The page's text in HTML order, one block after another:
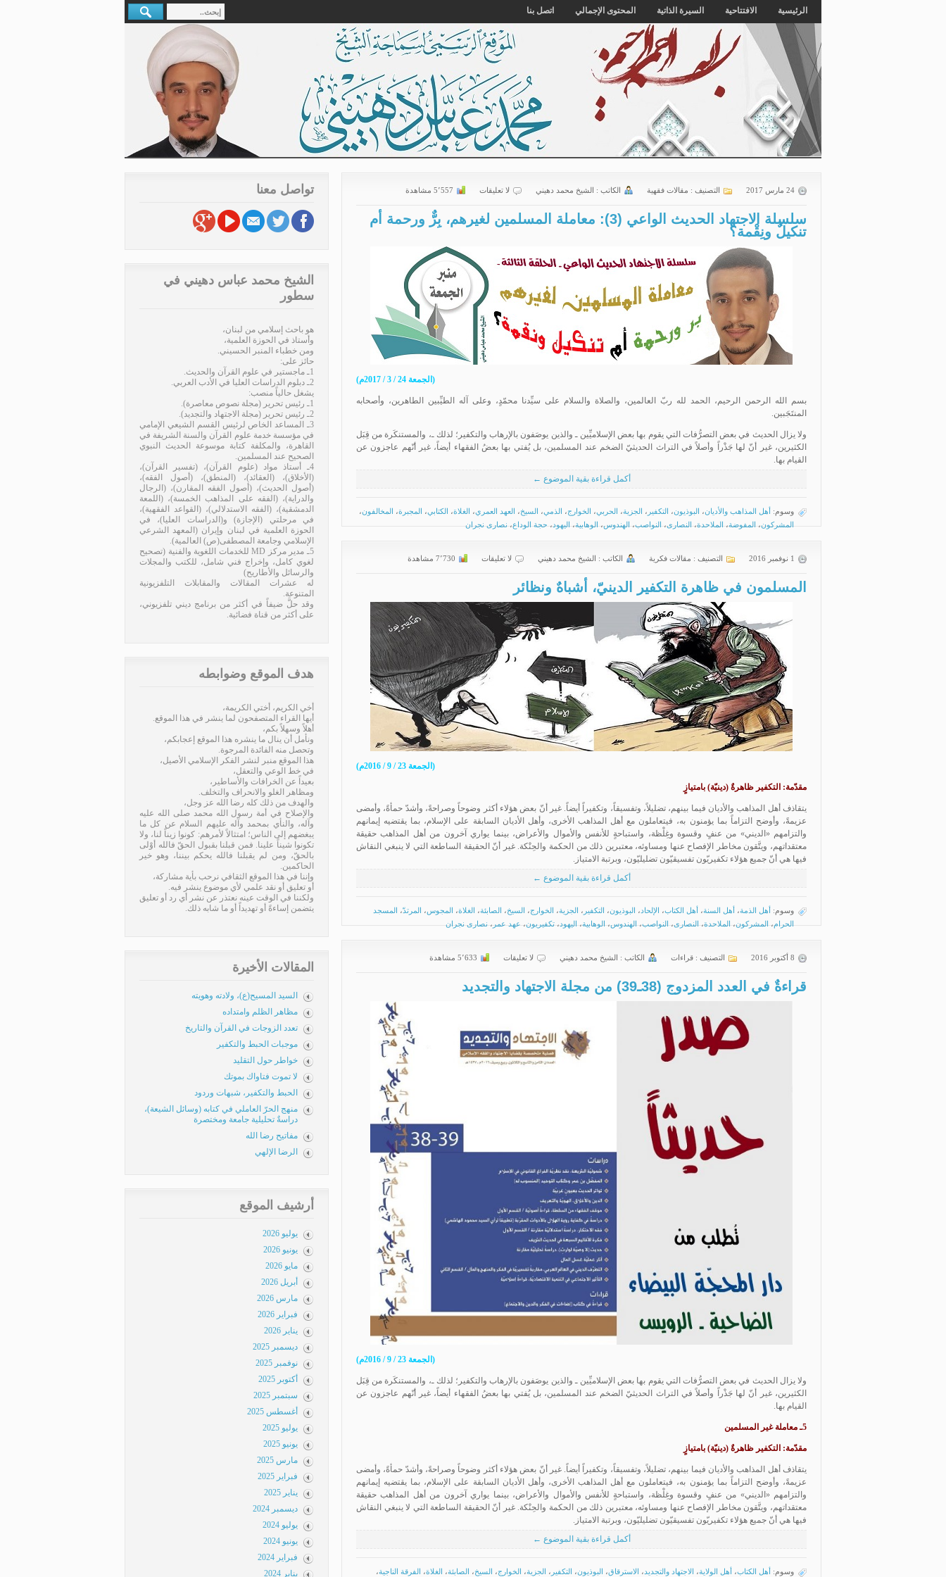
الرئيسية الافتتاحية السيرة الذاتية المحتوى الإجمالي اتصل بنا
24 مارس 2017 التصنيف : مقالات فقهية الكاتب : الشیخ محمد دهیني لا تعليقات 5٬557 مشاهدة
سلسلة الاجتهاد الحديث الواعي (3): معاملة المسلمين لغيرهم، بِرٌّ ورحمة أم
تنكيلٌ ونِقْمة؟
(الجمعة 24 / 3 / 2017م)
بسم الله الرحمن الرحيم، الحمد لله ربّ العالمين، والصلاة والسلام على سيِّدنا محمّدٍ، وعلى آله الطيِّبين الطاهرين، وأصحابه
المنتَجَبين.
ولا يزال الحديث في بعض التصرُّفات التي يقوم بها بعض الإسلاميِّين ـ والذين يوصَفون بالإرهاب والتكفير؛ لذلك ـ، والمستنكَرة من قِبَل
الكثيرين، غير أنّ لها جَذْراً وأصلاً في التراث الحديثيّ الضخم عند المسلمين، بل يُفتي بها بعضُ الفقهاء أيضاً، غير أنّهم عاجزون عن
القيام بها.
أكمل قراءة بقية الموضوع ←
وسوم: أهل المذاهب والأديان، البوذيون، التكفير ، الجزية، الحربي، الخوارج، الذمي، السيخ، العهد العمري، الغلاة، الكتابي، المجبرة، المخالفون،
المشركون، المفوضة، الملاحدة، النصارى، النواصب، الهندوس، الوهابية، اليهود ، حجة الوداع، نصارى نجران
1 نوفمبر 2016 التصنيف : مقالات فكرية الكاتب : الشیخ محمد دهیني لا تعليقات 7٬730 مشاهدة
المسلمون في ظاهرة التكفير الدينيّ، أشباهٌ ونظائر
(الجمعة 23 / 9 / 2016م)
مقدّمة: التكفير ظاهرةٌ (دينيّة) بامتيازٍ
يتقاذف أهل المذاهب والأديان فيما بينهم، تضليلاً، وتفسيقاً، وتكفيراً أيضاً. غير أنّ بعض هؤلاء أكثر وضوحاً وصراحةً، وأشدّ حمأةً، وأمضى
عزيمةً، وأوضح التزاماً بما يؤمنون به، فيتعاملون مع أهل المذاهب الأخرى، وأهل الأديان السابقة على الإسلام، بما يقتضيه إيمانهم
والتزامهم «الديني» من عنفٍ وقسوة وغِلْظة، واستباحةٍ للأنفس والأموال والأعراض، بينما يواري آخرون من أهل المذاهب حقيقة
معتقداتهم، ويتَّقون مخاطر الإفصاح عنها ومساوئه، معتبرين ذلك من الحكمة والحِنْكة. غير أنّ الحقيقة الساطعة التي لا ينبغي النقاش
فيها هي أنّ جميع هؤلاء تكفيريّون تفسيقيّون تضليليّون، وبرتبة الامتياز.
أكمل قراءة بقية الموضوع ←
وسوم: أهل الذمة، أهل السنة، أهل الكتاب، الإلحاد ، البوذيون، التكفير ، الجزية، الخوارج، السيخ، الصابئة، الغلاة، المجوس، المرتدّ، المسجد
الحرام، المشركون، الملاحدة، النصارى، النواصب، الهندوس، الوهابية، اليهود ، تكفيريون، عهد عمر ، نصارى نجران
8 أكتوبر 2016 التصنيف : قراءات الكاتب : الشیخ محمد دهیني لا تعليقات 5٬633 مشاهدة
قراءةٌ في العدد المزدوج (38ـ39) من مجلة الاجتهاد والتجديد
(الجمعة 23 / 9 / 2016م)
ولا يزال الحديث في بعض التصرُّفات التي يقوم بها بعض الإسلاميِّين ـ والذين يوصَفون بالإرهاب والتكفير؛ لذلك ـ، والمستنكَرة من قِبَل
الكثيرين، غير أنّ لها جَذْراً وأصلاً في التراث الحديثيّ الضخم عند المسلمين، بل يُفتي بها بعضُ الفقهاء أيضاً، غير أنّهم عاجزون عن
القيام بها.
5ـ معاملة غير المسلمين
مقدّمة: التكفير ظاهرةٌ (دينيّة) بامتيازٍ
يتقاذف أهل المذاهب والأديان فيما بينهم، تضليلاً، وتفسيقاً، وتكفيراً أيضاً. غير أنّ بعض هؤلاء أكثر وضوحاً وصراحةً، وأشدّ حمأةً، وأمضى
عزيمةً، وأوضح التزاماً بما يؤمنون به، فيتعاملون مع أهل المذاهب الأخرى، وأهل الأديان السابقة على الإسلام، بما يقتضيه إيمانهم
والتزامهم «الديني» من عنفٍ وقسوة وغِلْظة، واستباحةٍ للأنفس والأموال والأعراض، بينما يواري آخرون من أهل المذاهب حقيقة
معتقداتهم، ويتَّقون مخاطر الإفصاح عنها ومساوئه، معتبرين ذلك من الحكمة والحِنْكة. غير أنّ الحقيقة الساطعة التي لا ينبغي النقاش
فيها هي أنّ جميع هؤلاء تكفيريّون تفسيقيّون تضليليّون، وبرتبة الامتياز.
أكمل قراءة بقية الموضوع ←
وسوم: أهل الكتاب، أهل الولاية، الاجتهاد والتجديد ، الاسترقاق، البوذيون، التكفير ، الجزية، الخوارج، السيخ، الصابئة، الغلاة، الفرقة الناجية،
تواصل معنا
الشيخ محمد عباس دهيني في
سطور
هو باحث إسلامي من لبنان،
وأستاذ في الحوزة العلمية،
ومن خطباء المنبر الحسيني.
حائز على:
1ـ ماجستير في علوم القرآن والحديث.
2ـ دبلوم الدراسات العليا في الأدب العربي.
يشغل حالياً منصب:
1ـ رئيس تحرير (مجلة نصوص معاصرة).
2ـ رئيس تحرير (مجلة الاجتهاد والتجديد).
3ـ المساعد الخاص لرئيس القسم الشيعي الإمامي
في مؤسسة خدمة علوم القرآن والسنة الشريفة في
القاهرة، والمكلفة كتابة موسوعة الحديث النبوي
الصحيح عند المسلمين.
4ـ أستاذ مواد (علوم القرآن)، (تفسير القرآن)،
(الأخلاق)، (العقائد)، (المنطق)، (أصول الفقه)،
(أصول الحديث)، (أصول الفقه المقارن)، (الرجال
والدراية)، (الفقه على المذاهب الخمسة)، (اللمعة
الدمشقية)، (الفقه الاستدلالي)، (القواعد الفقهية)،
في مرحلتي (الإجازة) و(الدراسات العليا)، في
الحوزة العلمية في لبنان وإيران (المعهد الشرعي
الإسلامي وجامعة المصطفى(ص) العالمية).
5ـ مدير مركز MD للخدمات اللغوية والفنية (تصحيح
لغوي كامل، وإخراج فني شامل، للكتب والمجلات
والرسائل والأطاريح)
له عشرات المقالات والمقابلات التلفزيونية
المتنوعة.
وقد حلَّ ضيفاً في أكثر من برنامج ديني تلفزيوني،
على أكثر من قناة فضائية.
هدف الموقع وضوابطه
أخي الكريم، أختي الكريمة،
أيها القراء المتصفحون لما ينشر في هذا الموقع.
أهلاً وسهلاً بكم،
ونأمل أن ينال ما ينشره هذا الموقع إعجابكم،
وتحصل منه الفائدة المرجوة.
هذا الموقع منبر لنشر الفكر الإسلامي الأصيل،
في خط الوعي والتعقل،
بعيداً عن الخرافات والأساطير،
ومظاهر الغلو والانحراف والتخلف.
والهدف من ذلك كله رضا الله عز وجل،
والإصلاح في أمة رسول الله محمد صلى الله عليه
وآله، والنأي بمحمد وآله عليهم السلام عن كل ما
يبغضهم إلى الناس؛ امتثالاً لأمرهم: كونوا زيناً لنا، ولا
تكونوا شيناً علينا. فمن قبلنا بقبول الحقّ فالله أوْلى
بالحقّ، ومن لم يقبلنا فالله يحكم بيننا، وهو خير
الحاكمين.
وإننا في هذا الموقع الثقافي نرحب بأية مشاركة،
أو تعليق أو نقد علمي لأي موضوع ينشر فيه.
ولكننا في الوقت عينه نعتذر عن نشر أي رد أو تعليق
يتضمن إساءةً أو تهديداً أو ما شابه ذلك.
المقالات الأخيرة
السيد المسيح(ع)، ولادته وهويته
مظاهر الظلم وامتداده
تعدد الزوجات في القرآن والتاريخ
موجبات الحبط والتكفير
خواطر حول التقليد
لا تموت فتاواك بموتك
الحبط والتكفير، شبهات وردود
منهج الحرّ العاملي في كتابه (وسائل الشيعة)،
دراسةٌ تحليلية جامعة ومختصرة
مفاتيح رضا الله
الرضا الإلهي
أرشيف الموقع
يوليو 2026
يونيو 2026
مايو 2026
أبريل 2026
مارس 2026
فبراير 2026
يناير 2026
ديسمبر 2025
نوفمبر 2025
أكتوبر 2025
سبتمبر 2025
أغسطس 2025
يوليو 2025
يونيو 2025
مارس 2025
فبراير 2025
يناير 2025
ديسمبر 2024
يوليو 2024
يونيو 2024
فبراير 2024
يناير 2024